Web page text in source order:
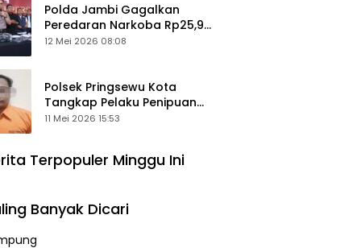
Polda Jambi Gagalkan
Peredaran Narkoba Rp25,9
Miliar, Empat Tersangka
12 Mei 2026 08:08
Polsek Pringsewu Kota
Tangkap Pelaku Penipuan
Mobil, Sempat Kabur ke Jambi
11 Mei 2026 15:53
Terpopuler Minggu Ini
Banyak Dicari